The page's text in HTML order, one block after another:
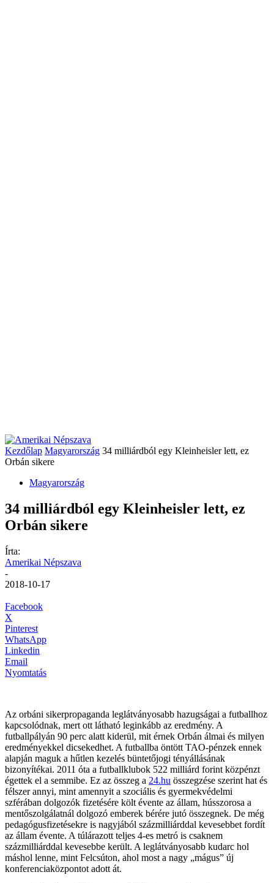
Kezdőlap Magyarország 34 milliárdból egy Kleinheisler lett, ez
Orbán sikere
Magyarország
34 milliárdból egy Kleinheisler lett, ez
Orbán sikere
Írta:
Amerikai Népszava
-
2018-10-17
Facebook
X
Pinterest
WhatsApp
Linkedin
Email
Nyomtatás
Az orbáni sikerpropaganda leglátványosabb hazugságai a futballhoz
kapcsolódnak, mert ott látható leginkább az eredmény. A
futballpályán 90 perc alatt kiderül, mit érnek Orbán álmai és milyen
eredményekkel dicsekedhet. A futballba öntött TAO-pénzek ennek
alapján maguk a hűtlen kezelés büntetőjogi tényállásának
bizonyítékai. 2011 óta a futballklubok 522 milliárd forint közpénzt
égettek el a semmibe. Ez az összeg a 24.hu összegzése szerint hat és
félszer annyi, mint amennyit a szociális és gyermekvédelmi
szférában dolgozók fizetésére költ évente az állam, hússzorosa a
mentőszolgálatnál dolgozó emberek bérére jutó összegnek. De még
pedagógusfizetésekre is nagyjából százmilliárddal kevesebbet fordít
az állam évente. A túlárazott teljes 4-es metró is csaknem
százmilliárddal kevesebbe került. A leglátványosabb kudarc hol
máshol lenne, mint Felcsúton, ahol most a nagy „mágus” új
konferenciaközpontot adott át.